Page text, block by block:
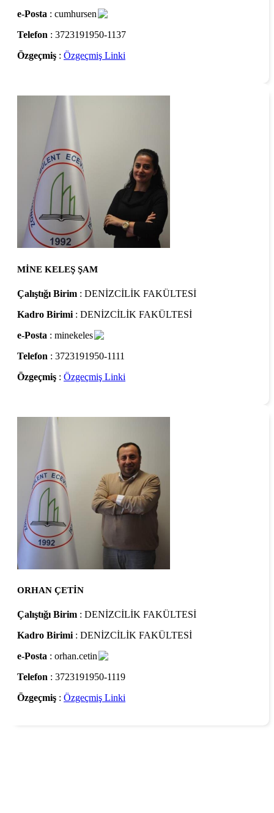
e-Posta : cumhursen
Telefon : 3723191950-1137
Özgeçmiş : Özgeçmiş Linki
MİNE KELEŞ ŞAM
Çalıştığı Birim : DENİZCİLİK FAKÜLTESİ
Kadro Birimi : DENİZCİLİK FAKÜLTESİ
e-Posta : minekeles
Telefon : 3723191950-1111
Özgeçmiş : Özgeçmiş Linki
ORHAN ÇETİN
Çalıştığı Birim : DENİZCİLİK FAKÜLTESİ
Kadro Birimi : DENİZCİLİK FAKÜLTESİ
e-Posta : orhan.cetin
Telefon : 3723191950-1119
Özgeçmiş : Özgeçmiş Linki